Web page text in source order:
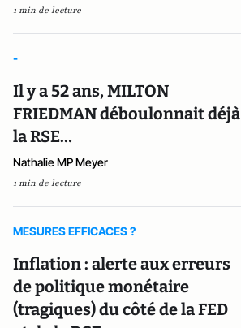
1 min de lecture
-
Il y a 52 ans, MILTON
FRIEDMAN déboulonnait déjà
la RSE…
Nathalie MP Meyer
1 min de lecture
MESURES EFFICACES ?
Inflation : alerte aux erreurs
de politique monétaire
(tragiques) du côté de la FED